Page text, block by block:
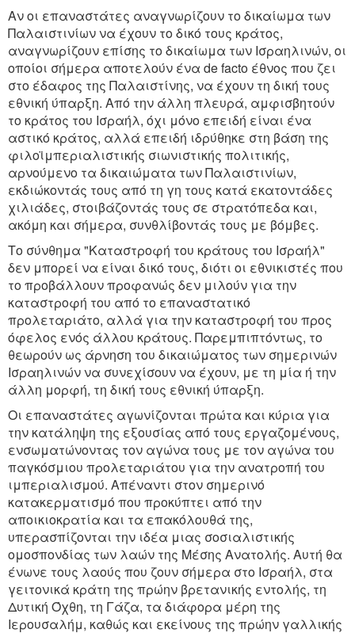
Αν οι επαναστάτες αναγνωρίζουν το δικαίωμα των
Παλαιστινίων να έχουν το δικό τους κράτος,
αναγνωρίζουν επίσης το δικαίωμα των Ισραηλινών, οι
οποίοι σήμερα αποτελούν ένα de facto έθνος που ζει
στο έδαφος της Παλαιστίνης, να έχουν τη δική τους
εθνική ύπαρξη. Από την άλλη πλευρά, αμφισβητούν
το κράτος του Ισραήλ, όχι μόνο επειδή είναι ένα
αστικό κράτος, αλλά επειδή ιδρύθηκε στη βάση της
φιλοϊμπεριαλιστικής σιωνιστικής πολιτικής,
αρνούμενο τα δικαιώματα των Παλαιστινίων,
εκδιώκοντάς τους από τη γη τους κατά εκατοντάδες
χιλιάδες, στοιβάζοντάς τους σε στρατόπεδα και,
ακόμη και σήμερα, συνθλίβοντάς τους με βόμβες.
Το σύνθημα "Καταστροφή του κράτους του Ισραήλ"
δεν μπορεί να είναι δικό τους, διότι οι εθνικιστές που
το προβάλλουν προφανώς δεν μιλούν για την
καταστροφή του από το επαναστατικό
προλεταριάτο, αλλά για την καταστροφή του προς
όφελος ενός άλλου κράτους. Παρεμπιπτόντως, το
θεωρούν ως άρνηση του δικαιώματος των σημερινών
Ισραηλινών να συνεχίσουν να έχουν, με τη μία ή την
άλλη μορφή, τη δική τους εθνική ύπαρξη.
Οι επαναστάτες αγωνίζονται πρώτα και κύρια για
την κατάληψη της εξουσίας από τους εργαζομένους,
ενσωματώνοντας τον αγώνα τους με τον αγώνα του
παγκόσμιου προλεταριάτου για την ανατροπή του
ιμπεριαλισμού. Απέναντι στον σημερινό
κατακερματισμό που προκύπτει από την
αποικιοκρατία και τα επακόλουθά της,
υπερασπίζονται την ιδέα μιας σοσιαλιστικής
ομοσπονδίας των λαών της Μέσης Ανατολής. Αυτή θα
ένωνε τους λαούς που ζουν σήμερα στο Ισραήλ, στα
γειτονικά κράτη της πρώην βρετανικής εντολής, τη
Δυτική Όχθη, τη Γάζα, τα διάφορα μέρη της
Ιερουσαλήμ, καθώς και εκείνους της πρώην γαλλικής